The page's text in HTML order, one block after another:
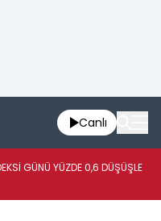
Canlı
GÜNÜ YÜZDE 0,6 DÜŞÜŞLE